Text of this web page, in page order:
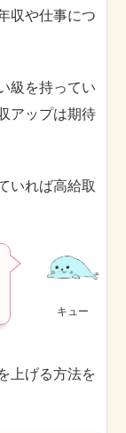
収や仕事につ
級を持ってい
アップは期待
いれば高給取
キュー
上げる方法を